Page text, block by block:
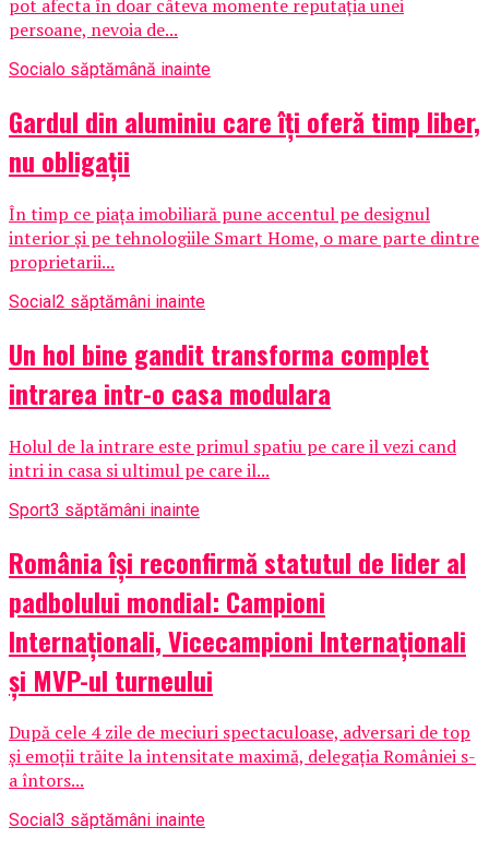
pot afecta în doar câteva momente reputația unei
persoane, nevoia de...
Socialo săptămână inainte
Gardul din aluminiu care îți oferă timp liber,
nu obligații
În timp ce piața imobiliară pune accentul pe designul
interior și pe tehnologiile Smart Home, o mare parte dintre
proprietarii...
Social2 săptămâni inainte
Un hol bine gandit transforma complet
intrarea intr-o casa modulara
Holul de la intrare este primul spatiu pe care il vezi cand
intri in casa si ultimul pe care il...
Sport3 săptămâni inainte
România își reconfirmă statutul de lider al
padbolului mondial: Campioni
Internaționali, Vicecampioni Internaționali
și MVP-ul turneului
După cele 4 zile de meciuri spectaculoase, adversari de top
și emoții trăite la intensitate maximă, delegația României s-
a întors...
Social 3 săptămâni inainte